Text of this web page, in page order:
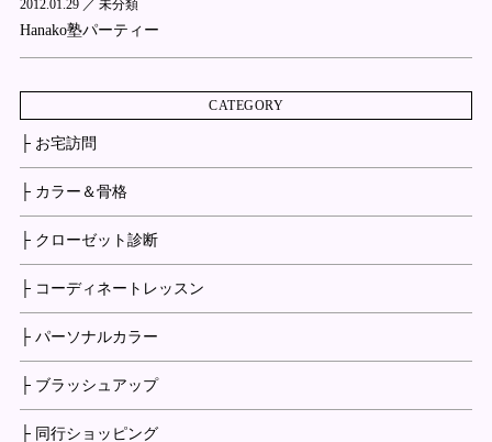
2012.01.29 ／ 未分類
Hanako塾パーティー
CATEGORY
├ お宅訪問
├ カラー＆骨格
├ クローゼット診断
├ コーディネートレッスン
├ パーソナルカラー
├ ブラッシュアップ
├ 同行ショッピング